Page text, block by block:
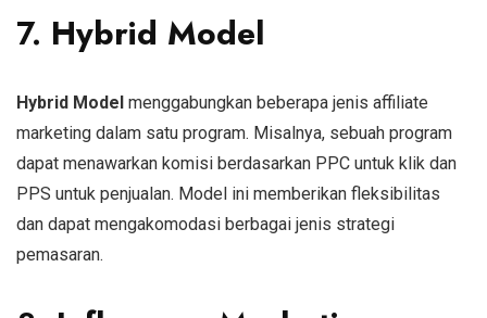
7. Hybrid Model
Hybrid Model menggabungkan beberapa jenis affiliate
marketing dalam satu program. Misalnya, sebuah program
dapat menawarkan komisi berdasarkan PPC untuk klik dan
PPS untuk penjualan. Model ini memberikan fleksibilitas
dan dapat mengakomodasi berbagai jenis strategi
pemasaran.